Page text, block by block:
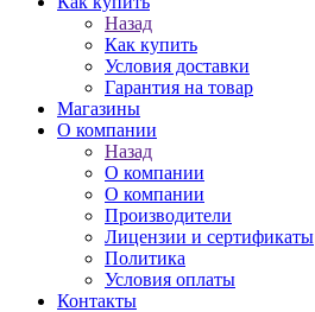
Назад
Как купить
Условия доставки
Гарантия на товар
Магазины
О компании
Назад
О компании
О компании
Производители
Лицензии и сертификаты
Политика
Условия оплаты
Контакты